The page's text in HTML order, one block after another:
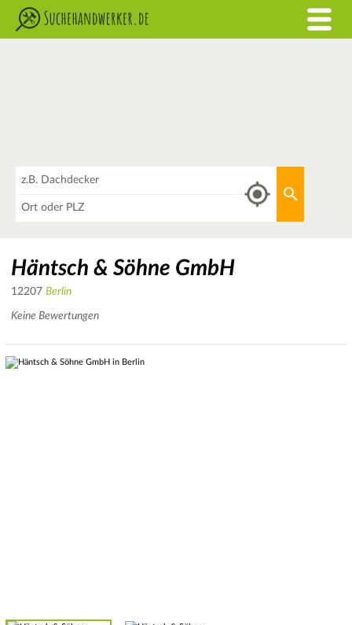
Häntsch & Söhne GmbH
12207 Berlin
Keine Bewertungen